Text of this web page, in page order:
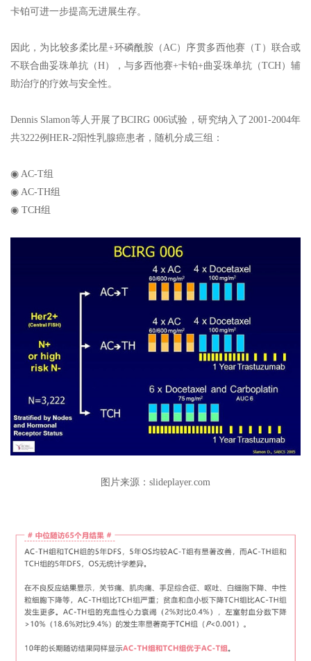
卡铂可进一步提高无进展生存。
因此，为比较多柔比星+环磷酰胺（AC）序贯多西他赛（T）联合或
不联合曲妥珠单抗（H），与多西他赛+卡铂+曲妥珠单抗（TCH）辅
助治疗的疗效与安全性。
Dennis Slamon等人开展了BCIRG 006试验，研究纳入了2001-2004年
共3222例HER-2阳性乳腺癌患者，随机分成三组：
◉ AC-T组
◉ AC-TH组
◉ TCH组
图片来源：slideplayer.com